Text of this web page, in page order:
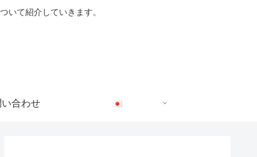
いて紹介していきます。
い合わせ